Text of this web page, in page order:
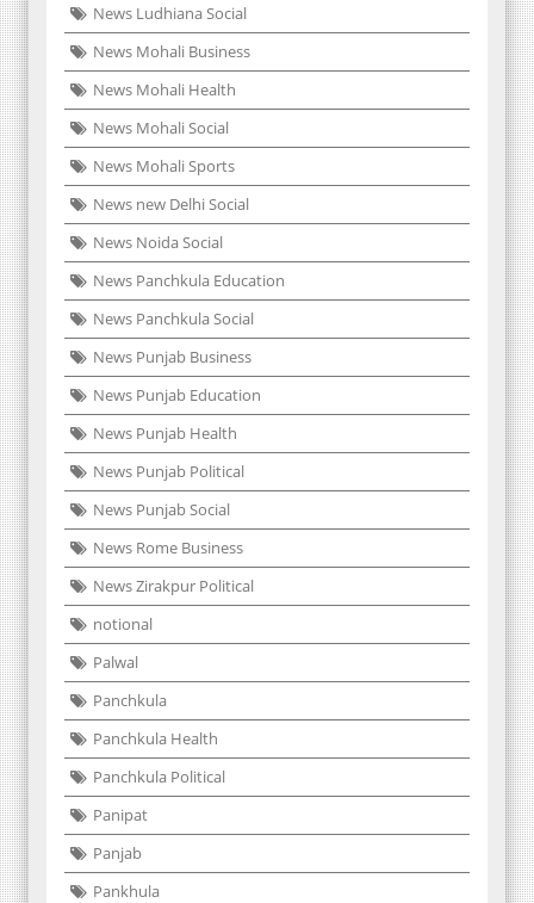
News Ludhiana Social
News Mohali Business
News Mohali Health
News Mohali Social
News Mohali Sports
News new Delhi Social
News Noida Social
News Panchkula Education
News Panchkula Social
News Punjab Business
News Punjab Education
News Punjab Health
News Punjab Political
News Punjab Social
News Rome Business
News Zirakpur Political
notional
Palwal
Panchkula
Panchkula Health
Panchkula Political
Panipat
Panjab
Pankhula